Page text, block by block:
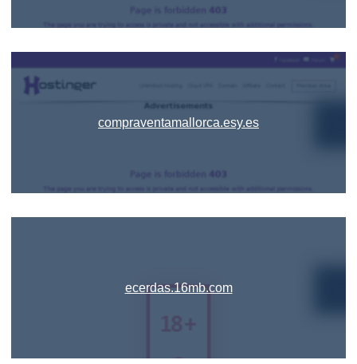
compraventamallorca.esy.es
ecerdas.16mb.com